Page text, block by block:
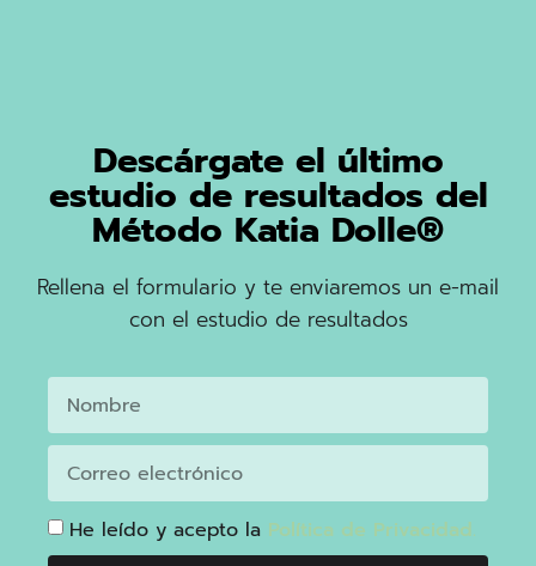
Descárgate el último
estudio de resultados del
Método Katia Dolle®
Rellena el formulario y te enviaremos un e-mail
con el estudio de resultados
He leído y acepto la Política de Privacidad.